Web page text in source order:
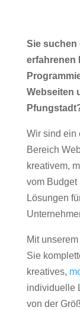
Sie suchen
erfahrenen
Webseiten
Wir sind ein
Bereich
kreativem,
vom
Lösungen
Mit
Sie
kreatives,
individuelle
von der